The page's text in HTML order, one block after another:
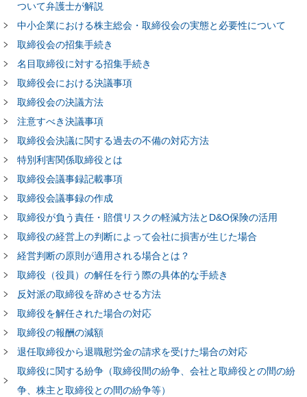
ついて弁護士が解説
中小企業における株主総会・取締役会の実態と必要性について
取締役会の招集手続き
名目取締役に対する招集手続き
取締役会における決議事項
取締役会の決議方法
注意すべき決議事項
取締役会決議に関する過去の不備の対応方法
特別利害関係取締役とは
取締役会議事録記載事項
取締役会議事録の作成
取締役が負う責任・賠償リスクの軽減方法とD&O保険の活用
取締役の経営上の判断によって会社に損害が生じた場合
経営判断の原則が適用される場合とは？
取締役（役員）の解任を行う際の具体的な手続き
反対派の取締役を辞めさせる方法
取締役を解任された場合の対応
取締役の報酬の減額
退任取締役から退職慰労金の請求を受けた場合の対応
取締役に関する紛争（取締役間の紛争、会社と取締役との間の紛
争、株主と取締役との間の紛争等）